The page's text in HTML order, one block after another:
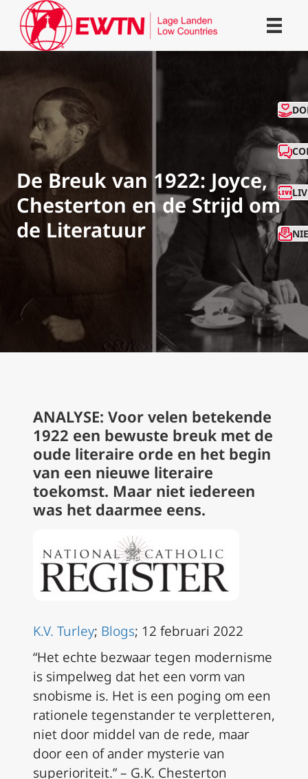
De Breuk van 1922: Joyce,
Chesterton en de Strijd om
de Literatuur
ANALYSE: Voor velen betekende
1922 een bewuste breuk met de
oude literaire orde en het begin
van een nieuwe literaire
toekomst. Maar niet iedereen
was het daarmee eens.
K.V. Turley; Blogs; 12 februari 2022
“Het echte bezwaar tegen modernisme
is simpelweg dat het een vorm van
snobisme is. Het is een poging om een
rationele tegenstander te verpletteren,
niet door middel van de rede, maar
door een of ander mysterie van
superioriteit.”– G.K. Chesterton